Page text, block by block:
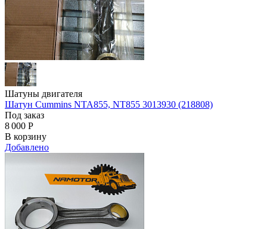
Шатуны двигателя
Шатун Cummins NTA855, NT855 3013930 (218808)
Под заказ
8 000 Р
В корзину
Добавлено